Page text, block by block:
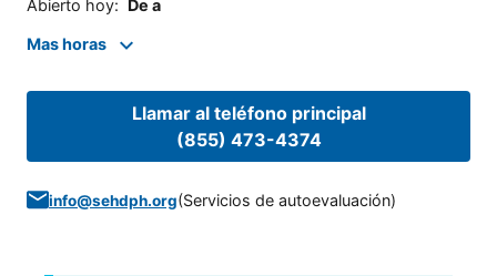
Abierto hoy: De a
Mas horas
Llamar al teléfono principal
(855) 473-4374
info@sehdph.org(Servicios de autoevaluación)